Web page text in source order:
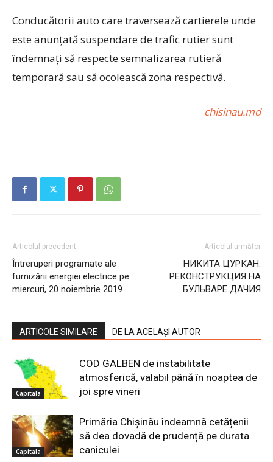
Conducătorii auto care traversează cartierele unde
este anunțată suspendare de trafic rutier sunt
îndemnaţi să respecte semnalizarea rutieră
temporară sau să ocolească zona respectivă.
chisinau.md
Articolul precedent
Întreruperi programate ale
furnizării energiei electrice pe
miercuri, 20 noiembrie 2019
Articolul următor
НИКИТА ЦУРКАН:
РЕКОНСТРУКЦИЯ НА
БУЛЬВАРЕ ДАЧИЯ
ARTICOLE SIMILARE DE LA ACELAȘI AUTOR
Capitala
COD GALBEN de instabilitate
atmosferică, valabil până în noaptea de
joi spre vineri
Capitala
Primăria Chișinău îndeamnă cetățenii
să dea dovadă de prudență pe durata
caniculei